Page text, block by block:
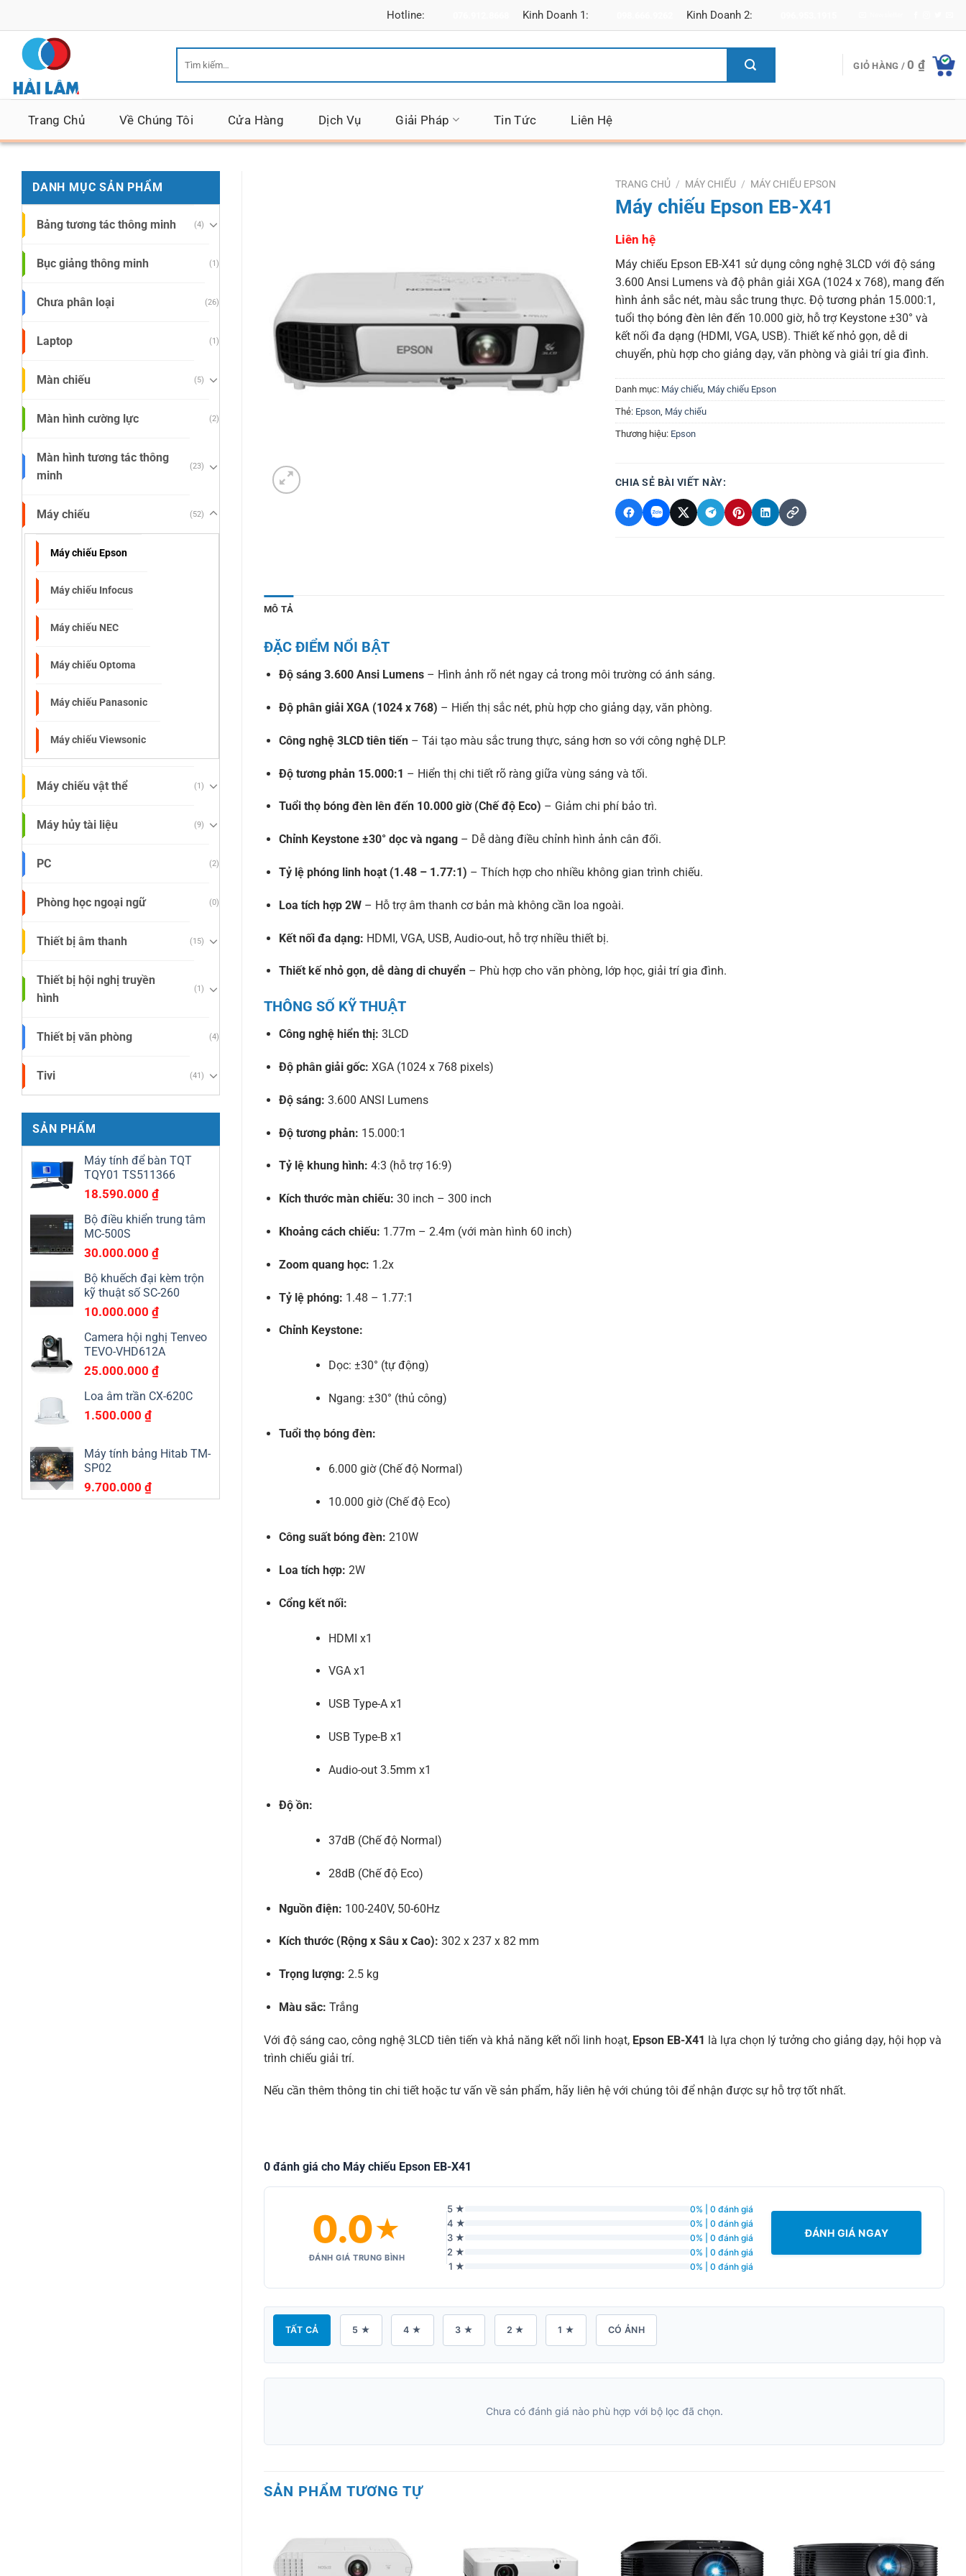
dung
Hotline: Kinh Doanh 1: Kinh Doanh 2:
kiếm:
GIỎ HÀNG /0 ₫
Trang Chủ Về Chúng Tôi Cửa Hàng Dịch Vụ Giải Pháp Tin Tức Liên Hệ
DANH MỤC SẢN PHẨM
Bảng tương tác thông minh (4)
Bục giảng thông minh (1)
Chưa phân loại (26)
Laptop (1)
Màn chiếu (5)
Màn hình cường lực (2)
Màn hình tương tác thông
minh
(23)
Máy chiếu (52)
Máy chiếu Epson
Máy chiếu Infocus
Máy chiếu NEC
Máy chiếu Optoma
Máy chiếu Panasonic
Máy chiếu Viewsonic
Máy chiếu vật thể (1)
Máy hủy tài liệu (9)
PC (2)
Phòng học ngoại ngữ (0)
Thiết bị âm thanh (15)
Thiết bị hội nghị truyền
hình
(1)
Thiết bị văn phòng (4)
Tivi (41)
SẢN PHẨM
Máy tính để bàn TQT
TQY01 TS511366
18.590.000 ₫
Bộ điều khiển trung tâm
MC-500S
30.000.000 ₫
Bộ khuếch đại kèm trộn
kỹ thuật số SC-260
10.000.000 ₫
Camera hội nghị Tenveo
TEVO-VHD612A
25.000.000 ₫
Loa âm trần CX-620C
1.500.000 ₫
Máy tính bảng Hitab TM-
SP02
9.700.000 ₫
TRANG CHỦ / MÁY CHIẾU / MÁY CHIẾU EPSON
Máy chiếu Epson EB-X41
Liên hệ
Máy chiếu Epson EB-X41 sử dụng công nghệ 3LCD với độ sáng
3.600 Ansi Lumens và độ phân giải XGA (1024 x 768), mang đến
hình ảnh sắc nét, màu sắc trung thực. Độ tương phản 15.000:1,
tuổi thọ bóng đèn lên đến 10.000 giờ, hỗ trợ Keystone ±30° và
kết nối đa dạng (HDMI, VGA, USB). Thiết kế nhỏ gọn, dễ di
chuyển, phù hợp cho giảng dạy, văn phòng và giải trí gia đình.
Danh mục: Máy chiếu, Máy chiếu Epson
Thẻ: Epson, Máy chiếu
Thương hiệu: Epson
CHIA SẺ BÀI VIẾT NÀY:
MÔ TẢ
ĐẶC ĐIỂM NỔI BẬT
Độ sáng 3.600 Ansi Lumens– Hình ảnh rõ nét ngay cả trong môi trường có ánh sáng.
Độ phân giải XGA (1024 x 768) – Hiển thị sắc nét, phù hợp cho giảng dạy, văn phòng.
Công nghệ 3LCD tiên tiến– Tái tạo màu sắc trung thực, sáng hơn so với công nghệ DLP.
Độ tương phản 15.000:1 – Hiển thị chi tiết rõ ràng giữa vùng sáng và tối.
Tuổi thọ bóng đèn lên đến 10.000 giờ (Chế độ Eco) – Giảm chi phí bảo trì.
Chỉnh Keystone ±30° dọc và ngang– Dễ dàng điều chỉnh hình ảnh cân đối.
Tỷ lệ phóng linh hoạt (1.48 – 1.77:1) – Thích hợp cho nhiều không gian trình chiếu.
Loa tích hợp 2W– Hỗ trợ âm thanh cơ bản mà không cần loa ngoài.
Kết nối đa dạng: HDMI, VGA, USB, Audio-out, hỗ trợ nhiều thiết bị.
Thiết kế nhỏ gọn, dễ dàng di chuyển– Phù hợp cho văn phòng, lớp học, giải trí gia đình.
THÔNG SỐ KỸ THUẬT
Công nghệ hiển thị: 3LCD
Độ phân giải gốc: XGA (1024 x 768 pixels)
Độ sáng: 3.600 ANSI Lumens
Độ tương phản: 15.000:1
Tỷ lệ khung hình: 4:3 (hỗ trợ 16:9)
Kích thước màn chiếu: 30 inch – 300 inch
Khoảng cách chiếu: 1.77m – 2.4m (với màn hình 60 inch)
Zoom quang học: 1.2x
Tỷ lệ phóng: 1.48 – 1.77:1
Chỉnh Keystone:
Dọc: ±30° (tự động)
Ngang: ±30° (thủ công)
Tuổi thọ bóng đèn:
6.000 giờ (Chế độ Normal)
10.000 giờ (Chế độ Eco)
Công suất bóng đèn: 210W
Loa tích hợp: 2W
Cổng kết nối:
HDMI x1
VGA x1
USB Type-A x1
USB Type-B x1
Audio-out 3.5mm x1
Độ ồn:
37dB (Chế độ Normal)
28dB (Chế độ Eco)
Nguồn điện: 100-240V, 50-60Hz
Kích thước (Rộng x Sâu x Cao): 302 x 237 x 82 mm
Trọng lượng: 2.5 kg
Màu sắc: Trắng
Với độ sáng cao, công nghệ 3LCD tiên tiến và khả năng kết nối linh hoạt, Epson EB-X41 là lựa chọn lý tưởng cho giảng dạy, hội họp và
trình chiếu giải trí.
Nếu cần thêm thông tin chi tiết hoặc tư vấn về sản phẩm, hãy liên hệ với chúng tôi để nhận được sự hỗ trợ tốt nhất.
0 đánh giá cho Máy chiếu Epson EB-X41
0.0★
ĐÁNH GIÁ TRUNG BÌNH
5 ★ 0% | 0 đánh giá
4 ★ 0% | 0 đánh giá
3 ★ 0% | 0 đánh giá
2 ★ 0% | 0 đánh giá
1 ★ 0% | 0 đánh giá
ĐÁNH GIÁ NGAY
TẤT CẢ 5 ★ 4 ★ 3 ★ 2 ★ 1 ★ CÓ ẢNH
Chưa có đánh giá nào phù hợp với bộ lọc đã chọn.
SẢN PHẨM TƯƠNG TỰ